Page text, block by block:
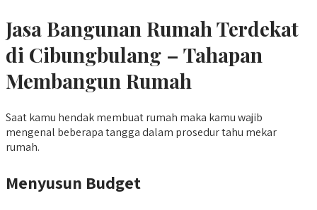
Jasa Bangunan Rumah Terdekat
di Cibungbulang – Tahapan
Membangun Rumah
Saat kamu hendak membuat rumah maka kamu wajib
mengenal beberapa tangga dalam prosedur tahu mekar
rumah.
Menyusun Budget